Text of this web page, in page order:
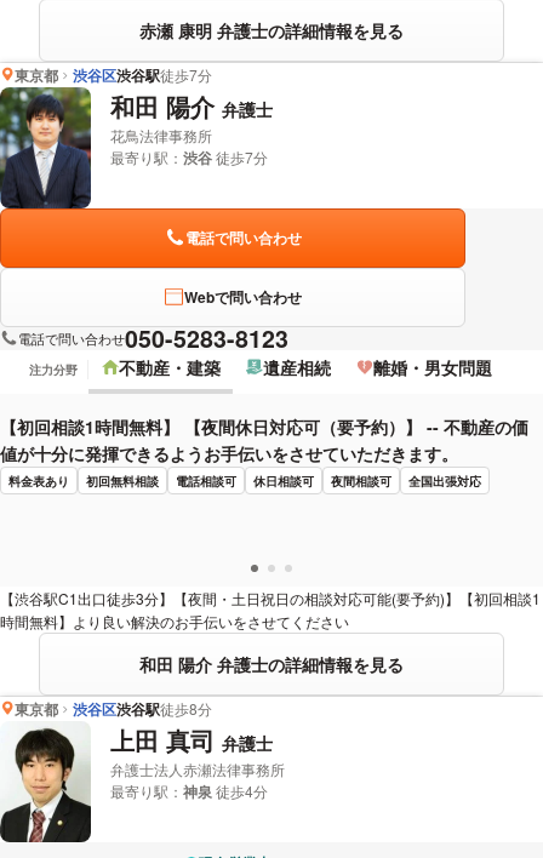
赤瀬 康明 弁護士の詳細情報を見る
東京都 渋谷区渋谷駅徒歩7分
和田 陽介 弁護士
花鳥法律事務所
最寄り駅： 渋谷徒歩7分
電話で問い合わせ
Webで問い合わせ
電話で問い合わせ050-5283-8123
注力分野 不動産・建築 遺産相続 離婚・男女問題
【初回相談1時間無料】 【夜間休日対応可（要予約）】 -- 不動産の価
値が十分に発揮できるようお手伝いをさせていただきます。
料金表あり 初回無料相談 電話相談可 休日相談可 夜間相談可 全国出張対応
【渋谷駅C1出口徒歩3分】【夜間・土日祝日の相談対応可能(要予約)】【初回相談1
時間無料】より良い解決のお手伝いをさせてください
和田 陽介 弁護士の詳細情報を見る
東京都 渋谷区渋谷駅徒歩8分
上田 真司 弁護士
弁護士法人赤瀬法律事務所
最寄り駅： 神泉徒歩4分